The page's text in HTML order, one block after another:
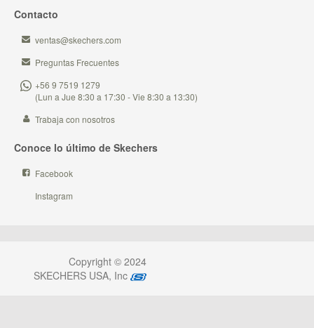
Contacto
ventas@skechers.com
Preguntas Frecuentes
+56 9 7519 1279
(Lun a Jue 8:30 a 17:30 - Vie 8:30 a 13:30)
Trabaja con nosotros
Conoce lo último de Skechers
Facebook
Instagram
Copyright © 2024
SKECHERS USA, Inc